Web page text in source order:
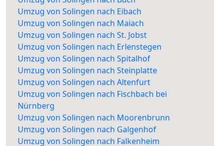
Umzug von Solingen nach Eibach
Umzug von Solingen nach Maiach
Umzug von Solingen nach St. Jobst
Umzug von Solingen nach Erlenstegen
Umzug von Solingen nach Spitalhof
Umzug von Solingen nach Steinplatte
Umzug von Solingen nach Altenfurt
Umzug von Solingen nach Fischbach bei
Nürnberg
Umzug von Solingen nach Moorenbrunn
Umzug von Solingen nach Galgenhof
Umzug von Solingen nach Falkenheim